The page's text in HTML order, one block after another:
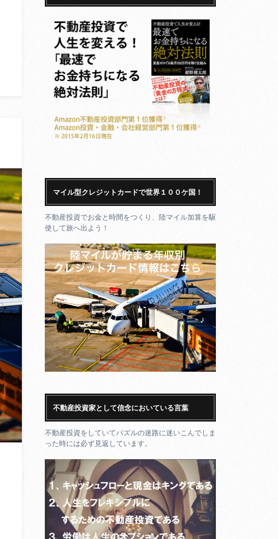
マイル型クレジットカードで世界１００ケ国！
不動産投資でお金と時間をつくり、陸マイル加算を駆
使して旅へ出よう！
不動産投資家として信念においている言葉
不動産投資をしていてパズルの迷路に迷いこんでしま
った時には必ず見返しています。